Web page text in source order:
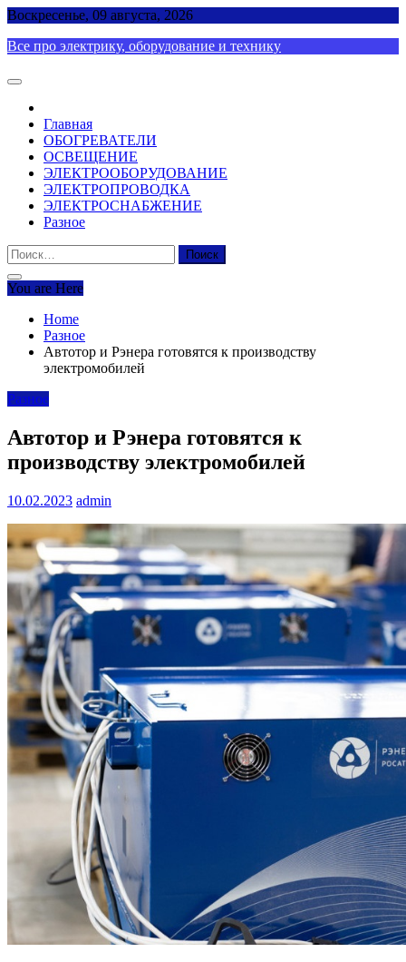
Skip
content
Воскресенье, 09 августа, 2026
Все про электрику, оборудование и технику
Главная
ОБОГРЕВАТЕЛИ
ОСВЕЩЕНИЕ
ЭЛЕКТРООБОРУДОВАНИЕ
ЭЛЕКТРОПРОВОДКА
ЭЛЕКТРОСНАБЖЕНИЕ
Разное
Найти:
You are Here
Home
Разное
Автотор и Рэнера готовятся к производству
электромобилей
Разное
Автотор и Рэнера готовятся к
производству электромобилей
10.02.2023 admin